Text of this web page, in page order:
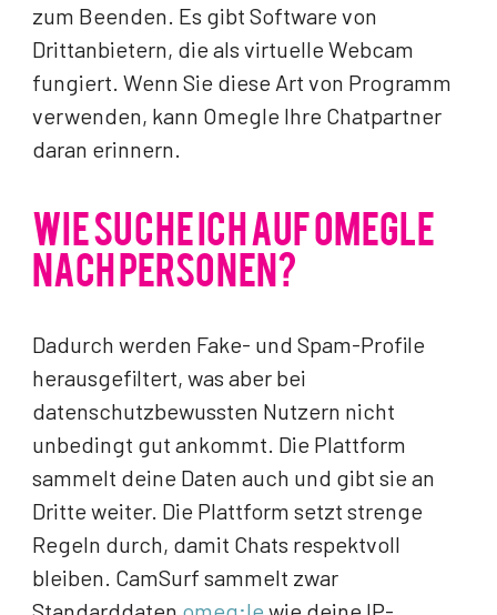
zum Beenden. Es gibt Software von
Drittanbietern, die als virtuelle Webcam
fungiert. Wenn Sie diese Art von Programm
verwenden, kann Omegle Ihre Chatpartner
daran erinnern.
WIE SUCHE ICH AUF OMEGLE
NACH PERSONEN?
Dadurch werden Fake- und Spam-Profile
herausgefiltert, was aber bei
datenschutzbewussten Nutzern nicht
unbedingt gut ankommt. Die Plattform
sammelt deine Daten auch und gibt sie an
Dritte weiter. Die Plattform setzt strenge
Regeln durch, damit Chats respektvoll
bleiben. CamSurf sammelt zwar